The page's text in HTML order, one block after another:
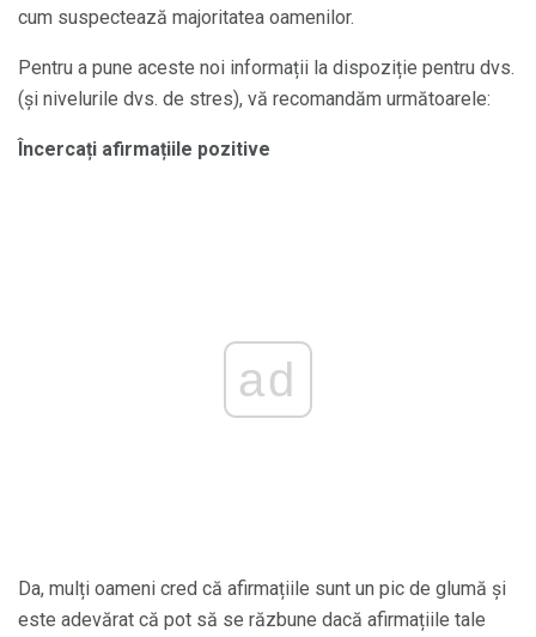
cum suspectează majoritatea oamenilor.
Pentru a pune aceste noi informații la dispoziție pentru dvs.
(și nivelurile dvs. de stres), vă recomandăm următoarele:
Încercați afirmațiile pozitive
ad
Da, mulți oameni cred că afirmațiile sunt un pic de glumă și
este adevărat că pot să se răzbune dacă afirmațiile tale